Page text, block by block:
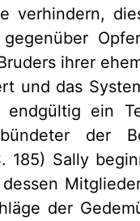
verhindern,
ihrer
und das
endgültig ein
der
185) Sally
der